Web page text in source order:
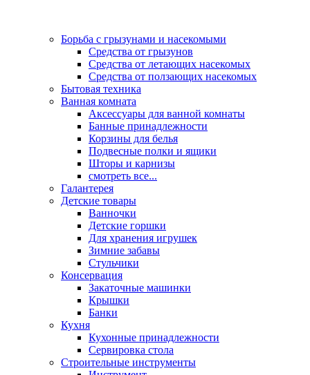
Борьба с грызунами и насекомыми
Средства от грызунов
Средства от летающих насекомых
Средства от ползающих насекомых
Бытовая техника
Ванная комната
Аксессуары для ванной комнаты
Банные принадлежности
Корзины для белья
Подвесные полки и ящики
Шторы и карнизы
смотреть все...
Галантерея
Детские товары
Ванночки
Детские горшки
Для хранения игрушек
Зимние забавы
Стульчики
Консервация
Закаточные машинки
Крышки
Банки
Кухня
Кухонные принадлежности
Сервировка стола
Строительные инструменты